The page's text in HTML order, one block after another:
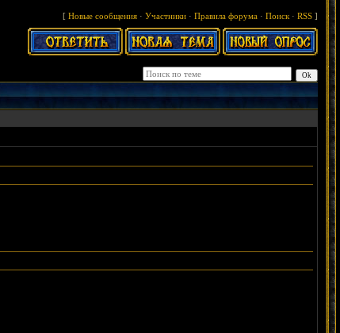
[ Новые сообщения · Участники · Правила форума · Поиск · RSS ]